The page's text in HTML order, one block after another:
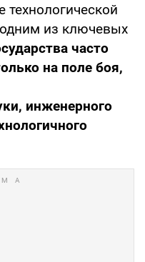
технологической
из ключевых
часто
на поле боя,
инженерного